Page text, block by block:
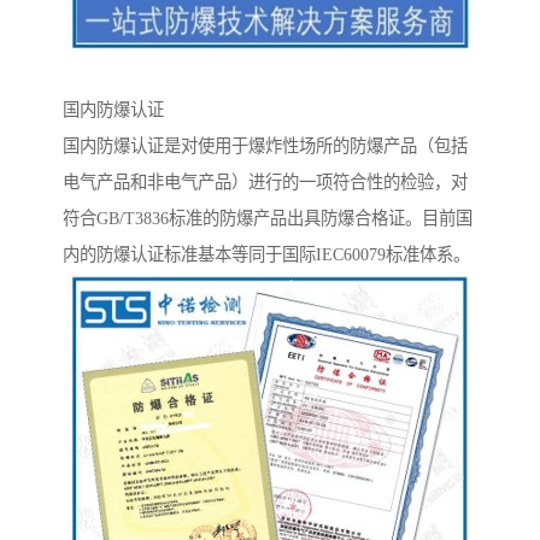
国内防爆认证
国内防爆认证是对使用于爆炸性场所的防爆产品（包括
电气产品和非电气产品）进行的一项符合性的检验，对
符合GB/T3836标准的防爆产品出具防爆合格证。目前国
内的防爆认证标准基本等同于国际IEC60079标准体系。